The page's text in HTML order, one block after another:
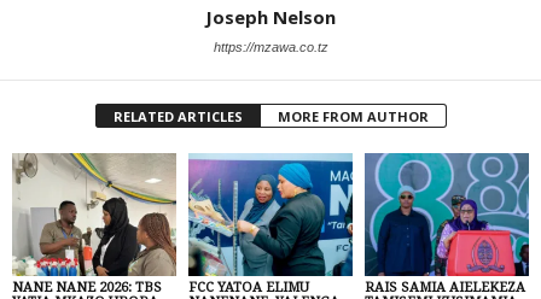
Joseph Nelson
https://mzawa.co.tz
RELATED ARTICLES MORE FROM AUTHOR
NANE NANE 2026: TBS
FCC YATOA ELIMU
RAIS SAMIA AIELEKEZA